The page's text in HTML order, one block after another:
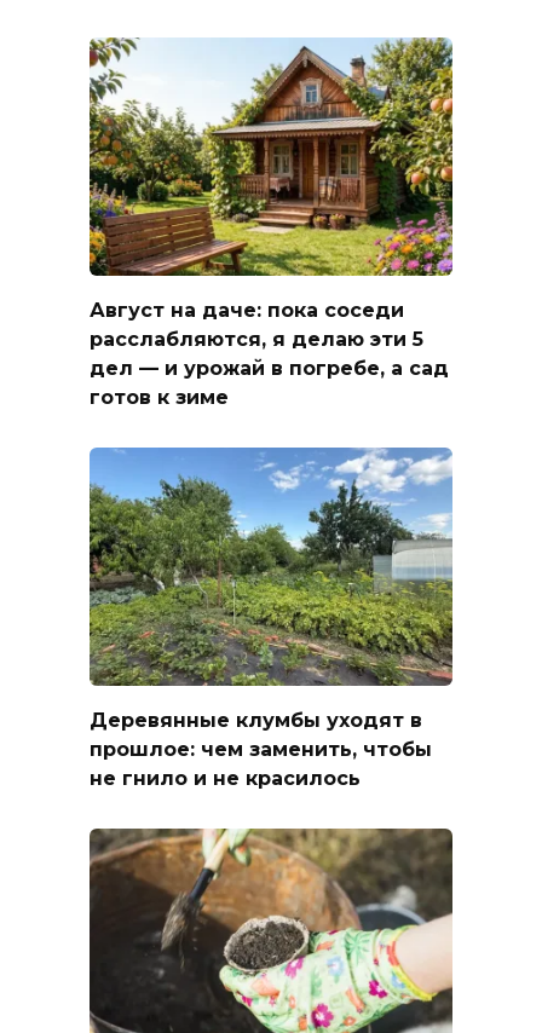
Август на даче: пока соседи
расслабляются, я делаю эти 5
дел — и урожай в погребе, а сад
готов к зиме
Деревянные клумбы уходят в
прошлое: чем заменить, чтобы
не гнило и не красилось